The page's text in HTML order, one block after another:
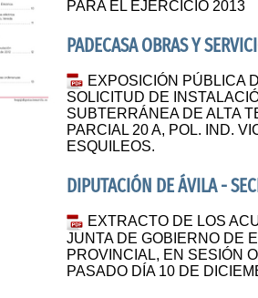
PARA EL EJERCICIO 2013
PADECASA OBRAS Y
EXPOSICIÓN PÚBLICA
SOLICITUD DE
SUBTERRÁNEA DE ALTA
PARCIAL 20 A, POL. IND.
ESQUILEOS.
DIPUTACIÓN DE ÁVILA -
EXTRACTO DE LOS
JUNTA DE GOBIERNO DE
PROVINCIAL, EN SESIÓN
PASADO DÍA 10 DE